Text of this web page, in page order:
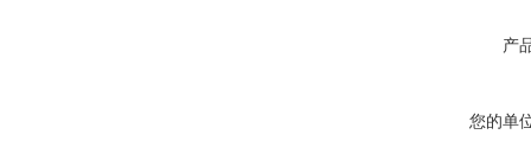
产
您的单